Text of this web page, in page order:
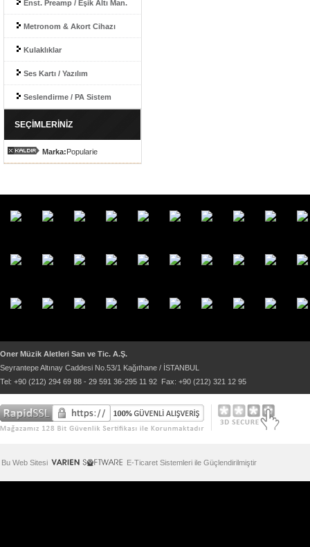
Enst. Preamp / Eşik Altı Man.
Metronom & Akort Cihazı
Kulaklıklar
Ses Kartı / Yazılım
Seslendirme / PA Sistem
SEÇİMLERİNİZ
Marka:Popularie
Oner Müzik Aletleri San ve Tic. A.Ş.
Seyrantepe Altınay Caddesi No.53/1 Kağıthane / İSTANBUL
Tel: +90 (212) 294 69 88 - 29 591 36-295 11 92 Fax: +90 (212) 321 12 95
Bu Web Sitesi E-Ticaret Sistemleri ile Güçlendirilmiştir